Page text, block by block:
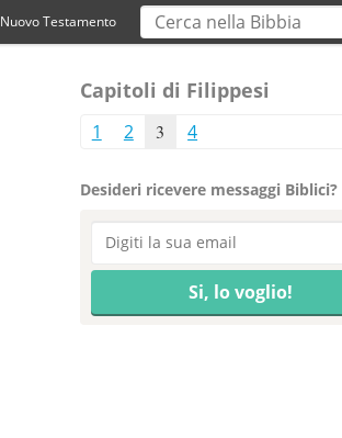
Nuovo Testamento
Capitoli di Filippesi
1 2 3 4
Desideri ricevere messaggi Biblici?